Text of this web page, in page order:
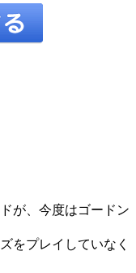
が、今度はゴードン
をプレイしていなく